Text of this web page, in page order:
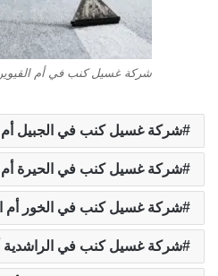
شركة غسيل كنب في أم
شركة غسيل كنب في الجبيل أم القيوين
شركة غسيل كنب في الحيرة أم القيوين
شركة غسيل كنب في الخور أم القيوين
شركة غسيل كنب في الراشدية أم